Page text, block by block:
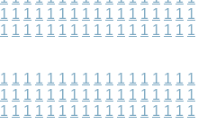
1 1 1 1 1 1 1 1 1 1 1 1 1 1 1 1 1
1 1 1 1 1 1 1 1 1 1 1 1 1 1 1 1 1
1 1 1 1 1 1 1 1 1 1 1 1 1 1 1 1 1
1 1 1 1 1 1 1 1 1 1 1 1 1 1 1 1 1
1 1 1 1 1 1 1 1 1 1 1 1 1 1 1 1 1